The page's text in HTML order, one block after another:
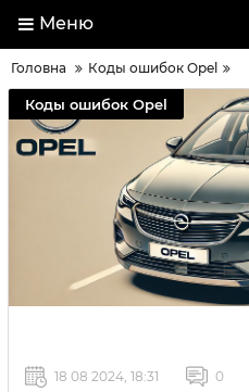
Меню
Головна Коды ошибок Opel
Коды ошибок Opel
18 08 2024, 18:31 0